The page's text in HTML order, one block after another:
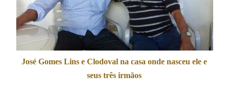
José Gomes Lins e Clodoval na casa onde nasceu ele e
seus três irmãos